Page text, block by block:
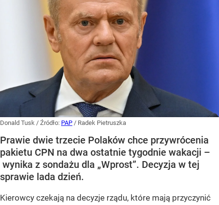
Donald Tusk / Źródło: PAP / Radek Pietruszka
Prawie dwie trzecie Polaków chce przywrócenia
pakietu CPN na dwa ostatnie tygodnie wakacji –
wynika z sondażu dla „Wprost”. Decyzja w tej
sprawie lada dzień.
Kierowcy czekają na decyzje rządu, które mają przyczynić